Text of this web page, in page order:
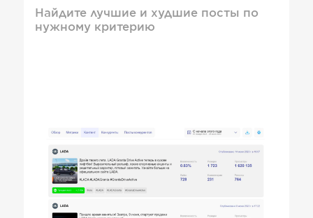
Найдите лучшие и худшие посты по
нужному критерию